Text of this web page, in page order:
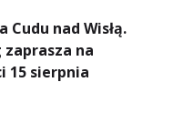
Cudu nad Wisłą.
na
15 sierpnia